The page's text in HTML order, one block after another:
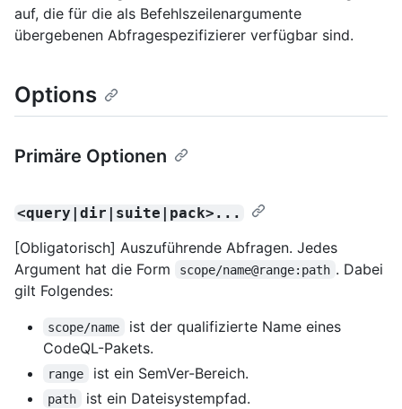
auf, die für die als Befehlszeilenargumente
übergebenen Abfragespezifizierer verfügbar sind.
Options
Primäre Optionen
<query|dir|suite|pack>...
[Obligatorisch] Auszuführende Abfragen. Jedes
Argument hat die Form
scope/name@range:path . Dabei
gilt Folgendes:
scope/name
ist der qualifizierte Name eines
CodeQL-Pakets.
range ist ein SemVer-Bereich.
path ist ein Dateisystempfad.